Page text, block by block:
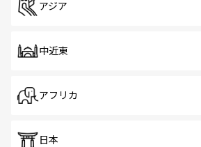
アジア
中近東
アフリカ
日本